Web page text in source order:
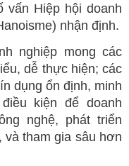
vấn Hiệp hội doanh
nhận định.
nghiệp mong các
dễ thực hiện; các
dụng ổn định, minh
kiện để doanh
nghệ, phát triển
tham gia sâu hơn